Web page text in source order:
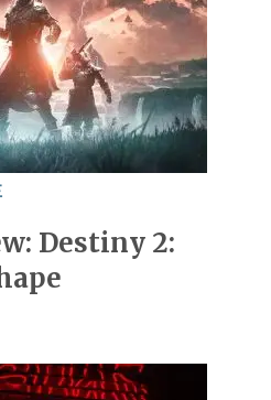
Destiny 2: